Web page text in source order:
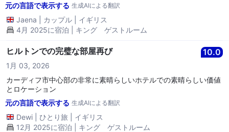
いて、穏やかで、外出後にリラックスするには最適の環境でした。
朝食は特に印象的でした！スタッフは素晴らしく、非常に気配りが
あり、礼儀正しく、必要なものが揃っているかを常に確認してくれ
ました。食べ物自体も素晴らしく、新鮮なペストリーや果物から本
格的な完全調理の朝食まで多くの選択肢がありました。質とサービ
スに対する努力が感じられました。 ロケーションも素晴らしかった
です。ハイストリートのすぐそばにあり、歩き回ったり、買い物を
したり、食事をしたり、街を探索するのがとても簡単でした。全て
が手の届く範囲内でした。 総じて、私たちは非常に感銘を受けまし
た。滞在のすべての部分が簡単で楽しいと感じました。ヒルトン・
カーディフのチームは常にプロフェッショナルで温かく、期待を超
えてくれました。ここに滞在することを絶対にお勧めします。ぜひ
また戻りたいと思います。
元の言語で表示する 生成AIによる翻訳
Jaena カップル
イギリス
4月 2025に宿泊 | キング ゲストルーム
ヒルトンでの完璧な部屋再び 10.0
1月 03, 2026
カーディフ市中心部の非常に素晴らしいホテルでの素晴らしい価値
とロケーション
元の言語で表示する 生成AIによる翻訳
Dewi ひとり旅
イギリス
12月 2025に宿泊 | キング ゲストルーム